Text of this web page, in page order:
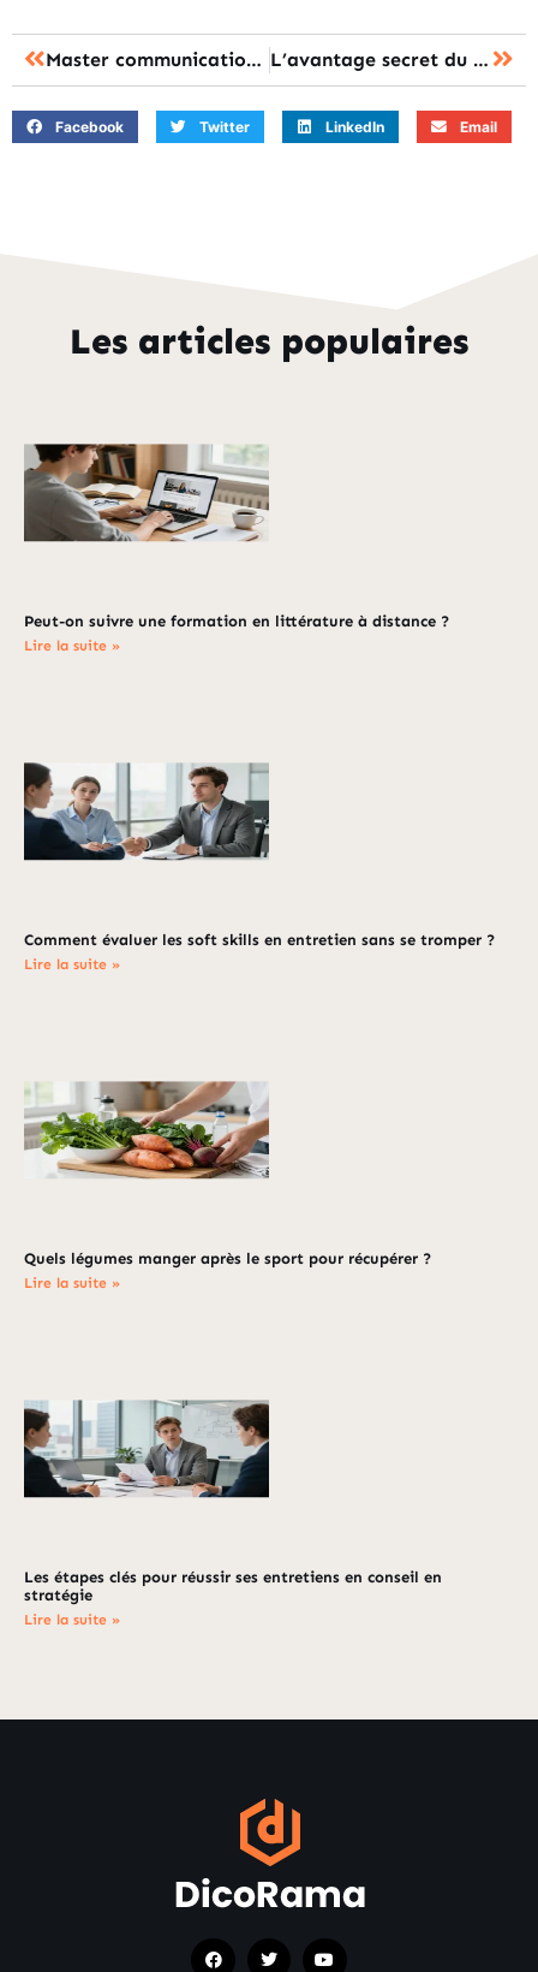
Master communication numérique : comment choisir le bon programme universitaire ? L’avantage secret du cef learning pour booster votre parcours éducatif
Facebook Twitter LinkedIn Email
Les articles populaires
Peut-on suivre une formation en littérature à distance ?
Lire la suite »
Comment évaluer les soft skills en entretien sans se tromper ?
Lire la suite »
Quels légumes manger après le sport pour récupérer ?
Lire la suite »
Les étapes clés pour réussir ses entretiens en conseil en
stratégie
Lire la suite »